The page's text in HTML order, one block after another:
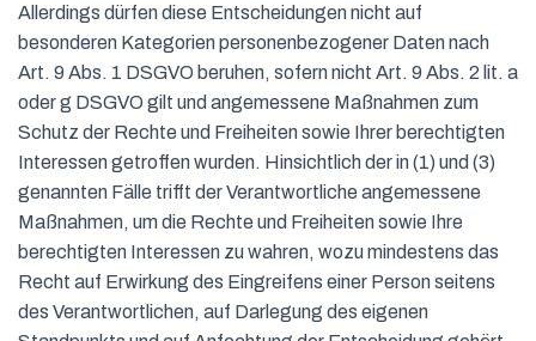
Allerdings dürfen diese Entscheidungen nicht auf
besonderen Kategorien personenbezogener Daten nach
Art. 9 Abs. 1 DSGVO beruhen, sofern nicht Art. 9 Abs. 2 lit. a
oder g DSGVO gilt und angemessene Maßnahmen zum
Schutz der Rechte und Freiheiten sowie Ihrer berechtigten
Interessen getroffen wurden. Hinsichtlich der in (1) und (3)
genannten Fälle trifft der Verantwortliche angemessene
Maßnahmen, um die Rechte und Freiheiten sowie Ihre
berechtigten Interessen zu wahren, wozu mindestens das
Recht auf Erwirkung des Eingreifens einer Person seitens
des Verantwortlichen, auf Darlegung des eigenen